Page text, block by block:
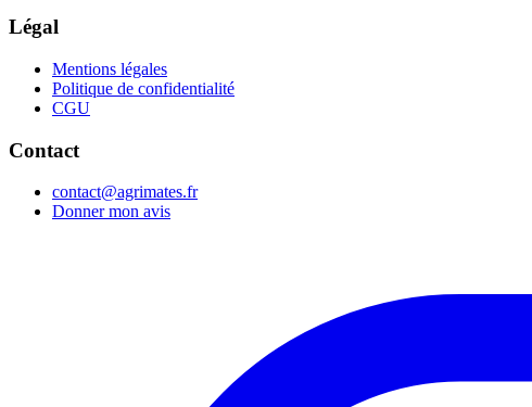
Légal
Mentions légales
Politique de confidentialité
CGU
Contact
contact@agrimates.fr
Donner mon avis